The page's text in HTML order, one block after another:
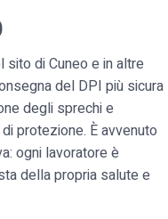
sito di Cuneo e in altre
del DPI più sicura
degli sprechi e
protezione. È avvenuto
ogni lavoratore è
della propria salute e